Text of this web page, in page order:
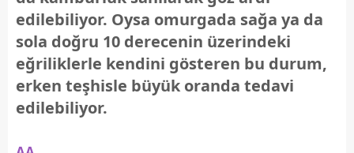
edilebiliyor. Oysa omurgada sağa ya da
sola doğru 10 derecenin üzerindeki
eğriliklerle kendini gösteren bu durum,
erken teşhisle büyük oranda tedavi
edilebiliyor.